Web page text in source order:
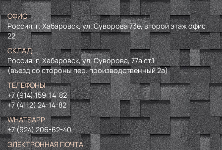
ОФИС
Россия, г. Хабаровск, ул. Суворова 73е, второй этаж офис
22
СКЛАД
Россия, г. Хабаровск, ул. Суворова, 77а ст.1
(въезд со стороны пер. производственный 2а)
ТЕЛЕФОНЫ
+7 (914) 159-14-82
+7 (4112) 24-14-82
WHATSAPP
+7 (924) 206-62-40
ЭЛЕКТРОННАЯ ПОЧТА